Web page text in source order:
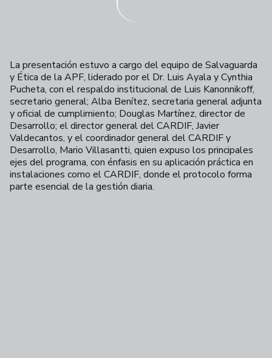
La presentación estuvo a cargo del equipo de Salvaguarda
y Ética de la APF, liderado por el Dr. Luis Ayala y Cynthia
Pucheta, con el respaldo institucional de Luis Kanonnikoff,
secretario general; Alba Benítez, secretaria general adjunta
y oficial de cumplimiento; Douglas Martínez, director de
Desarrollo; el director general del CARDIF, Javier
Valdecantos, y el coordinador general del CARDIF y
Desarrollo, Mario Villasantti, quien expuso los principales
ejes del programa, con énfasis en su aplicación práctica en
instalaciones como el CARDIF, donde el protocolo forma
parte esencial de la gestión diaria.